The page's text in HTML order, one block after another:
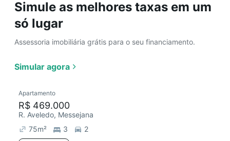
Simule as melhores taxas em um
só lugar
Assessoria imobiliária grátis para o seu financiamento.
Simular agora
Apartamento
R$ 469.000
R. Aveledo, Messejana
75m² 3
2